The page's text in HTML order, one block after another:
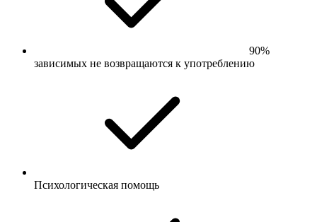
90%
зависимых не возвращаются к употреблению
Психологическая помощь